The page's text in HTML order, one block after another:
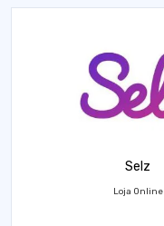
Selz
Loja Online